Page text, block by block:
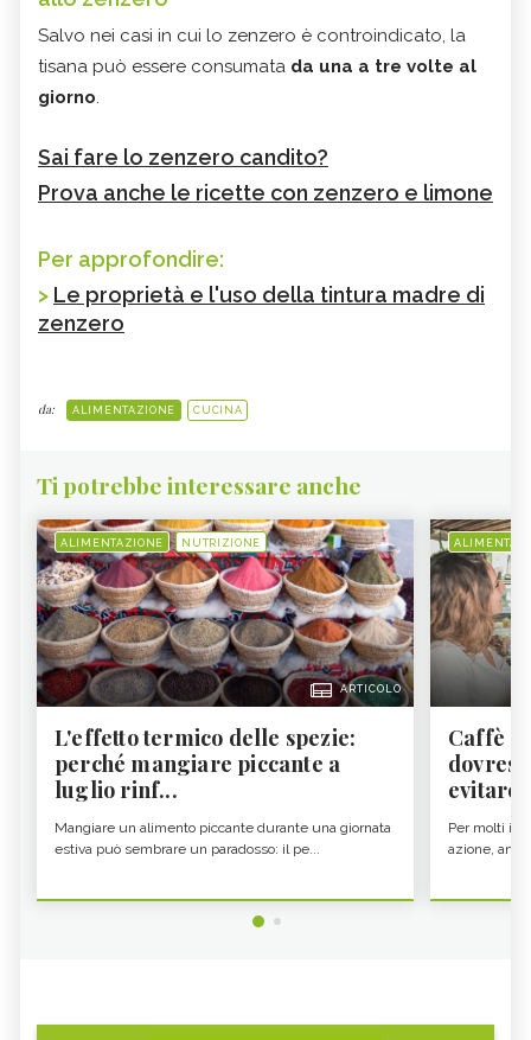
Salvo nei casi in cui lo zenzero è controindicato, la
tisana può essere consumata da una a tre volte al
giorno.
Sai fare lo zenzero candito?
Prova anche le ricette con zenzero e limone
Per approfondire:
> Le proprietà e l'uso della tintura madre di
zenzero
da: ALIMENTAZIONE CUCINA
Ti potrebbe interessare anche
ALIMENTAZIONE NUTRIZIONE
ARTICOLO
L'effetto termico delle spezie:
perché mangiare piccante a
luglio rinf...
Mangiare un alimento piccante durante una giornata
estiva può sembrare un paradosso: il pe...
Caffè
evitare
Per molti il
azione,